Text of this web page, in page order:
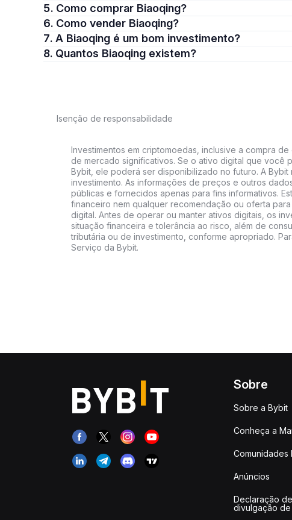
5. Como comprar Biaoqing?
6. Como vender Biaoqing?
7. A Biaoqing é um bom investimento?
8. Quantos Biaoqing existem?
Isenção de responsabilidade
Investimentos em criptomoedas, inclusive a compra
de mercado significativos. Se o ativo digital que você
Bybit, ele poderá ser disponibilizado no futuro. A
investimento. As informações de preços e outros
públicas e fornecidos apenas para fins informativos.
financeiro nem qualquer recomendação ou oferta
digital. Antes de operar ou manter ativos digitais, os
situação financeira e tolerância ao risco, além de
tributária ou de investimento, conforme apropriado.
Serviço da Bybit.
Sobre
Sobre a Bybit
Conheça a
Comunidades
Anúncios
Declaração de
divulgação de